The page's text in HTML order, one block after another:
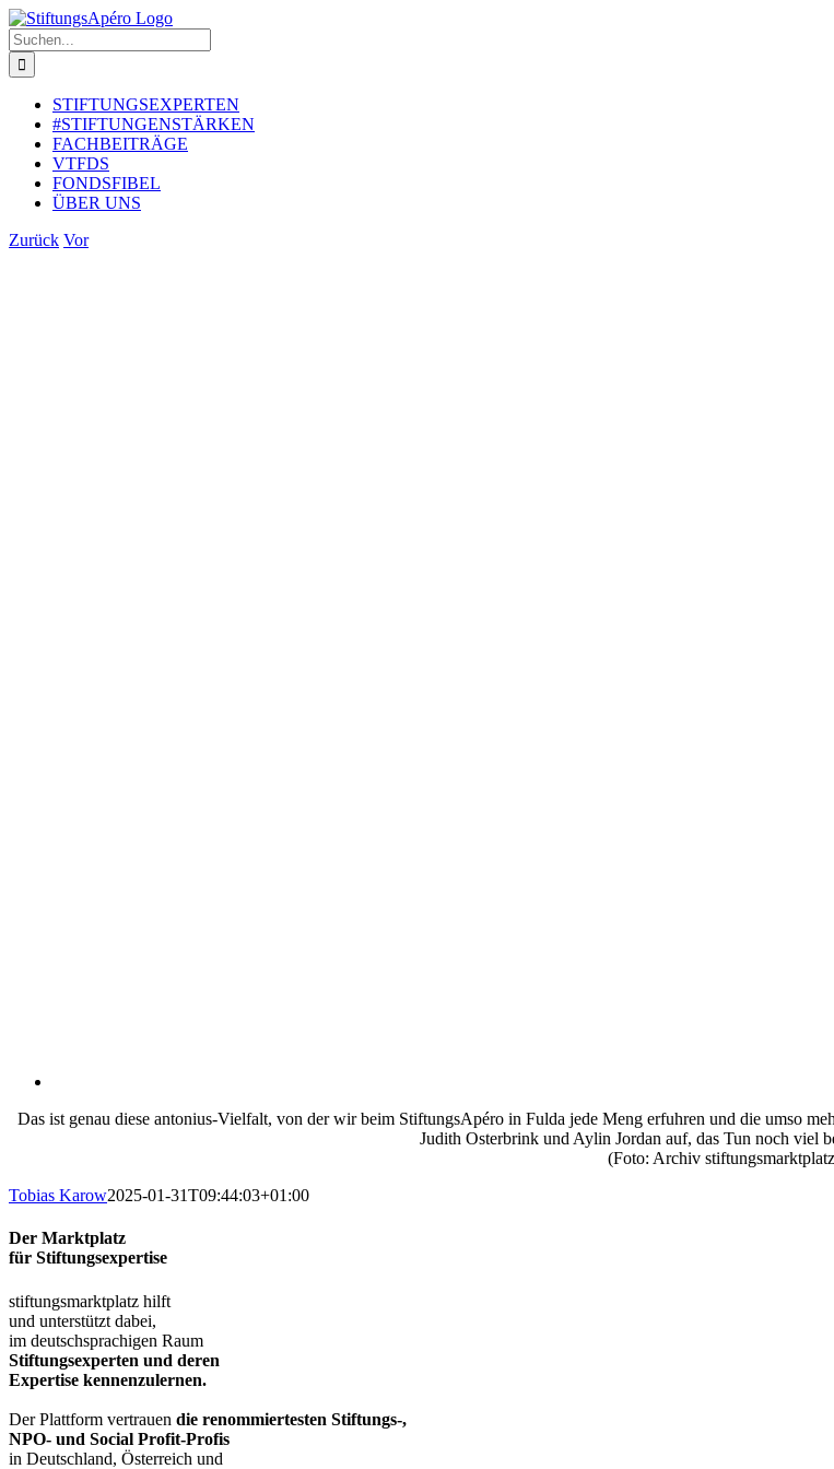
Zum
Inhalt
springen
Suche
nach:
STIFTUNGSEXPERTEN
#STIFTUNGENSTÄRKEN
FACHBEITRÄGE
VTFDS
FONDSFIBEL
ÜBER UNS
Zurück Vor
Das ist genau diese antonius-Vielfalt, von der wir beim StiftungsApéro in Fulda jede Meng erfuhren und die umso
Judith Osterbrink und Aylin Jordan auf, das Tun noch viel
(Foto: Archiv
Tobias Karow2025-01-31T09:44:03+01:00
Der Marktplatz
für Stiftungsexpertise
stiftungsmarktplatz hilft
und unterstützt dabei,
im deutschsprachigen Raum
Stiftungsexperten und deren
Expertise kennenzulernen.
Der Plattform vertrauen die renommiertesten Stiftungs-,
NPO- und Social Profit-Profis
in Deutschland, Österreich und